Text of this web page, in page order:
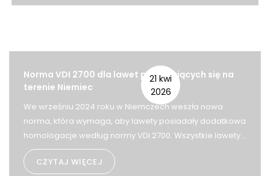
21 kwi
2026
Norma VDI 2700 dla lawet poruszających się na
terenie Niemiec
We wrześniu 2024 roku w Niemczech weszła nowa
norma, która wymaga, aby lawety posiadały dodatkowa
homologacje według normy VDI 2700. Wszystkie lawety
marki Wiola są zgodne z nowymi wymaganiami, na
podstawie badań przeprowadzonych przez Instytut
CZYTAJ WIĘCEJ